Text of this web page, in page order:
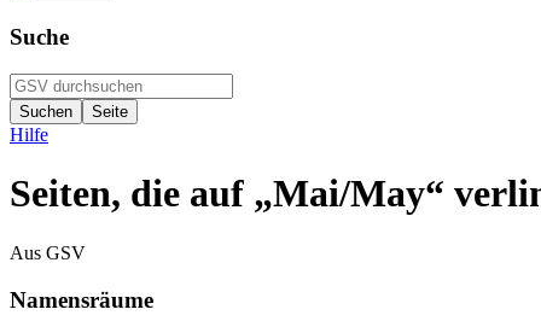
Suche
Hilfe
Seiten, die auf „Mai/May“
Aus GSV
Namensräume